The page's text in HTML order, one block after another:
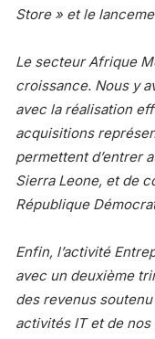
Store » et le
Le secteur Afrique
croissance. Nous y
avec la réalisation
acquisitions
permettent d’entrer
Sierra Leone, et de
République
Enfin, l’activité
avec un deuxième
des revenus
activités IT et de